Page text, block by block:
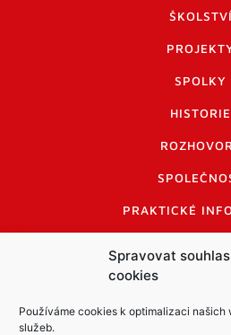
Spravovat
cookies
Používáme cookies k optimalizaci
služeb.
ŠKOLSTVÍ
SPOLKY
HISTORIE
PRAKTICKÉ
INFORMACE A KODEX
LOGO A LOGO